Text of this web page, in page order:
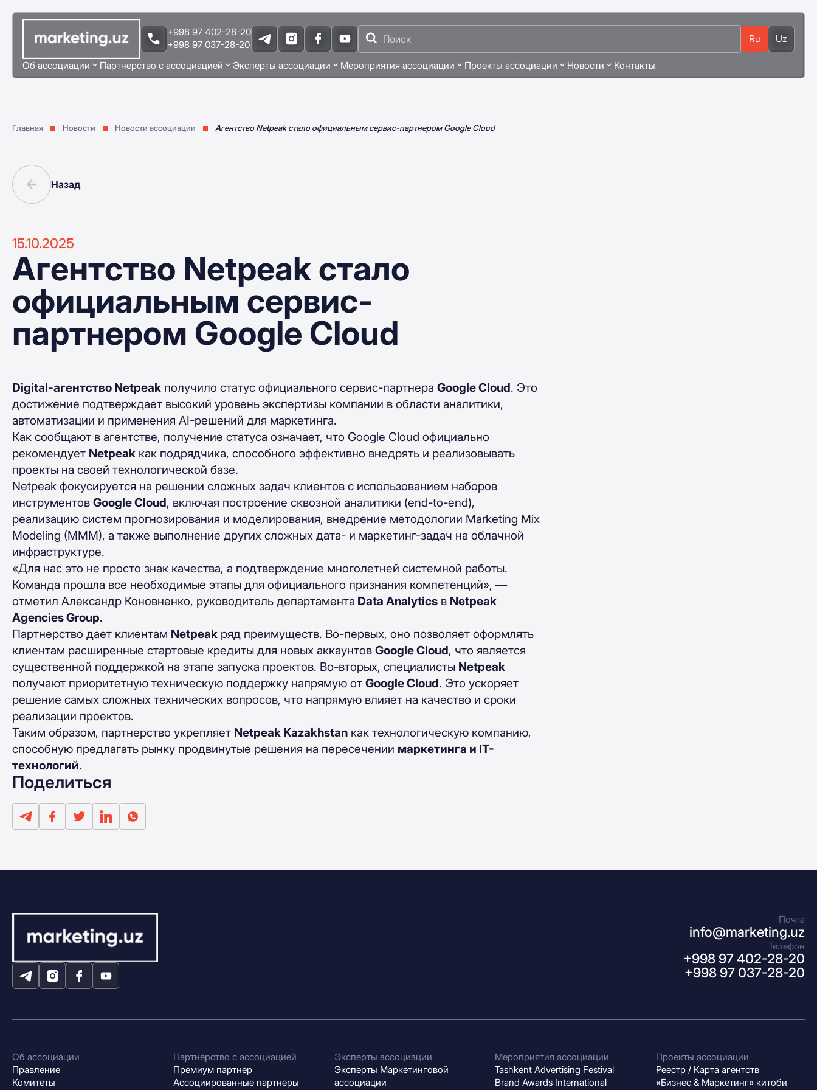
+998 97 402-28-20
+998 97 037-28-20
Ru Uz
Об ассоциации Партнерство с ассоциацией Эксперты ассоциации Мероприятия ассоциации Проекты ассоциации Новости Контакты
Главная Новости Новости ассоциации Агентство Netpeak стало официальным сервис-партнером Google Cloud
Назад
15.10.2025
Агентство Netpeak стало
официальным сервис-
партнером Google Cloud
Digital-агентство Netpeak получило статус официального сервис-партнера Google Cloud. Это
достижение подтверждает высокий уровень экспертизы компании в области аналитики,
автоматизации и применения AI-решений для маркетинга.
Как сообщают в агентстве, получение статуса означает, что Google Cloud официально
рекомендует Netpeak как подрядчика, способного эффективно внедрять и реализовывать
проекты на своей технологической базе.
Netpeak фокусируется на решении сложных задач клиентов с использованием наборов
инструментов Google Cloud, включая построение сквозной аналитики (end-to-end),
реализацию систем прогнозирования и моделирования, внедрение методологии Marketing Mix
Modeling (MMM), а также выполнение других сложных дата- и маркетинг-задач на облачной
инфраструктуре.
«Для нас это не просто знак качества, а подтверждение многолетней системной работы.
Команда прошла все необходимые этапы для официального признания компетенций», —
отметил Александр Коновненко, руководитель департамента Data Analytics в Netpeak
Agencies Group.
Партнерство дает клиентам Netpeak ряд преимуществ. Во-первых, оно позволяет оформлять
клиентам расширенные стартовые кредиты для новых аккаунтов Google Cloud, что является
существенной поддержкой на этапе запуска проектов. Во-вторых, специалисты Netpeak
получают приоритетную техническую поддержку напрямую от Google Cloud. Это ускоряет
решение самых сложных технических вопросов, что напрямую влияет на качество и сроки
реализации проектов.
Таким образом, партнерство укрепляет Netpeak Kazakhstan как технологическую компанию,
способную предлагать рынку продвинутые решения на пересечении маркетинга и IT-
технологий.
Поделиться
Почта
info@marketing.uz
Телефон
+998 97 402-28-20
+998 97 037-28-20
Об ассоциации
Правление
Комитеты
Партнерство с ассоциацией
Премиум партнер
Ассоциированные партнеры
Эксперты ассоциации
Эксперты Маркетинговой
ассоциации
Мероприятия ассоциации
Tashkent Advertising Festival
Brand Awards International
Проекты ассоциации
Реестр / Карта агентств
«Бизнес & Маркетинг» китоби